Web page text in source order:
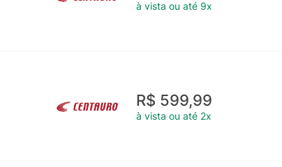
à vista ou até 9x
R$ 599,99
à vista ou até 2x